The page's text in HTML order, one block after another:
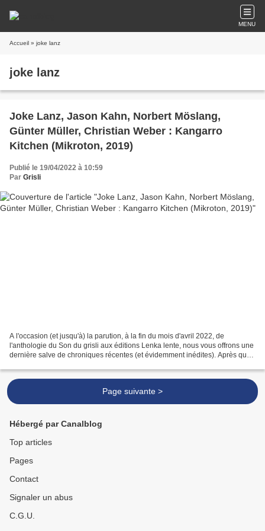
MENU
Accueil » joke lanz
joke lanz
Joke Lanz, Jason Kahn, Norbert Möslang,
Günter Müller, Christian Weber : Kangarro
Kitchen (Mikroton, 2019)
Publié le 19/04/2022 à 10:59
Par Grisli
A l'occasion (et jusqu'à) la parution, à la fin du mois d'avril 2022, de
l'anthologie du Son du grisli aux éditions Lenka lente, nous vous offrons une
dernière salve de chroniques récentes (et évidemment inédites). Après quoi,
Page suivante >
Hébergé par Canalblog
Top articles
Pages
Contact
Signaler un abus
C.G.U.